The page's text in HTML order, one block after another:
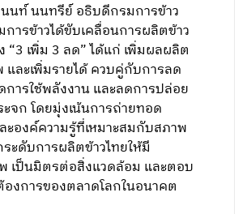
นท์ นนทรีย์ อธิบดีกรมการข้าว
การข้าวได้ขับเคลื่อนการผลิตข้าว
“3 เพิ่ม 3 ลด” ได้แก่ เพิ่มผลผลิต
ละเพิ่มรายได้ ควบคู่กับการลด
การใช้พลังงาน และลดการปล่อย
จก โดยมุ่งเน้นการถ่ายทอด
ะองค์ความรู้ที่เหมาะสมกับสภาพ
ะดับการผลิตข้าวไทยให้มี
เป็นมิตรต่อสิ่งแวดล้อม และตอบ
งการของตลาดโลกในอนาคต